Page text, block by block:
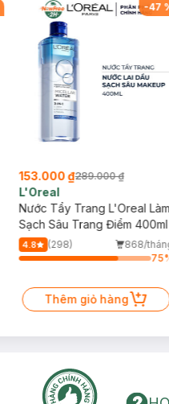
-47
153.000 ₫289.000 ₫
L'Oreal
Nước Tẩy Trang L'Oreal Làm
Sạch Sâu Trang Điểm 400ml
4.8 (298)
868/
75
Thêm giỏ hàng